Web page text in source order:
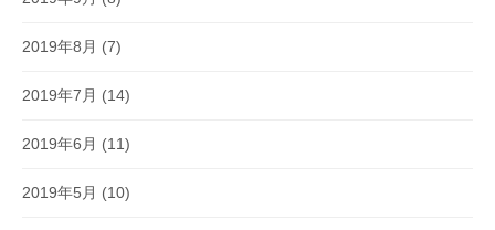
2019年8月 (7)
2019年7月 (14)
2019年6月 (11)
2019年5月 (10)